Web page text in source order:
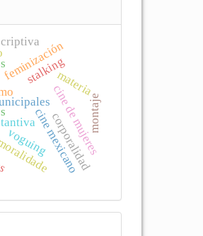
stalking
cine mexicano
feminización
cine de mujeres
voguing
materia
corporalidadmontaje